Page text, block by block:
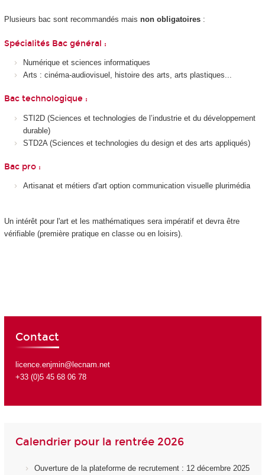
Plusieurs bac sont recommandés mais non obligatoires:
Spécialités Bac général :
Numérique et sciences informatiques
Arts : cinéma-audiovisuel, histoire des arts, arts plastiques...
Bac technologique :
STI2D (Sciences et technologies de l’industrie et du développement
durable)
STD2A (Sciences et technologies du design et des arts appliqués)
Bac pro :
Artisanat et métiers d'art option communication visuelle plurimédia
Un intérêt pour l'art et les mathématiques sera impératif et devra être
vérifiable (première pratique en classe ou en loisirs).
Contact
licence.enjmin@lecnam.net
+33 (0)5 45 68 06 78
Calendrier pour la rentrée 2026
Ouverture de la plateforme de recrutement : 12 décembre 2025